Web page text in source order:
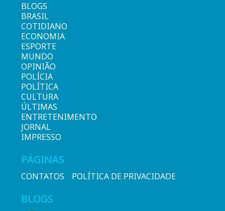
BLOGS
BRASIL
COTIDIANO
ECONOMIA
ESPORTE
MUNDO
OPINIÃO
POLÍCIA
POLÍTICA
CULTURA
ÚLTIMAS
ENTRETENIMENTO
JORNAL
IMPRESSO
PÁGINAS
CONTATOS POLÍTICA DE PRIVACIDADE
BLOGS